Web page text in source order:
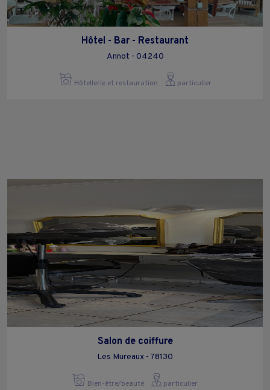
Hôtel - Bar - Restaurant
Annot - 04240
Hôtellerie et restauration particulier
Salon de coiffure
Les Mureaux - 78130
Bien-être/beauté particulier